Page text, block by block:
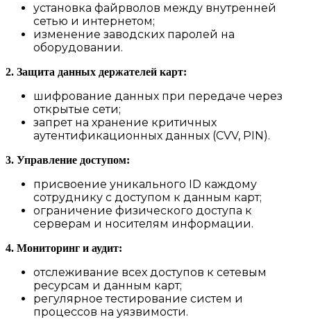
установка файрволов между внутренней
сетью и интернетом;
изменение заводских паролей на
оборудовании.
2. Защита данных держателей карт:
шифрование данных при передаче через
открытые сети;
запрет на хранение критичных
аутентификационных данных (CVV, PIN).
3. Управление доступом:
присвоение уникального ID каждому
сотруднику с доступом к данным карт;
ограничение физического доступа к
серверам и носителям информации.
4. Мониторинг и аудит:
отслеживание всех доступов к сетевым
ресурсам и данным карт;
регулярное тестирование систем и
процессов на уязвимости.